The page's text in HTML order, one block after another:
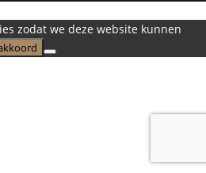
zodat we deze website kunnen